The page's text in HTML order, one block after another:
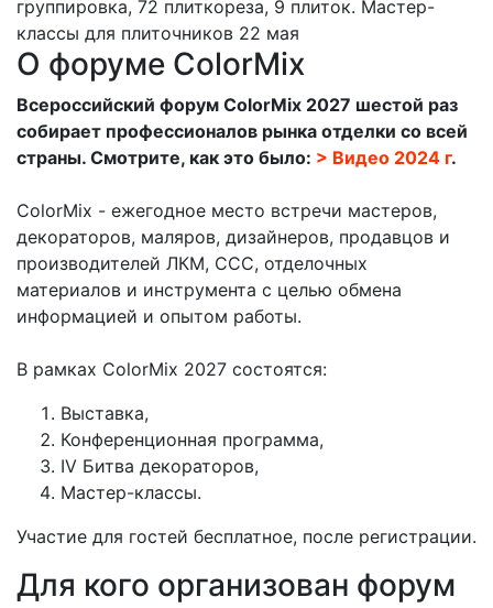
группировка, 72 плиткореза, 9 плиток. Мастер-
классы для плиточников 22 мая
О форуме ColorMix
Всероссийский форум ColorMix 2027 шестой раз
собирает профессионалов рынка отделки со всей
страны. Смотрите, как это было: > Видео 2024 г.
ColorMix - ежегодное место встречи мастеров,
декораторов, маляров, дизайнеров, продавцов и
производителей ЛКМ, ССС, отделочных
материалов и инструмента с целью обмена
информацией и опытом работы.
В рамках ColorMix 2027 состоятся:
Выставка,
Конференционная программа,
IV Битва декораторов,
Мастер-классы.
Участие для гостей бесплатное, после регистрации.
Для кого организован форум